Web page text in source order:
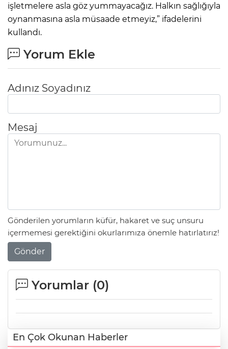
işletmelere asla göz yummayacağız. Halkın sağlığıyla
oynanmasına asla müsaade etmeyiz,” ifadelerini
kullandı.
Yorum Ekle
Adınız Soyadınız
Mesaj
Gönderilen yorumların küfür, hakaret ve suç unsuru
içermemesi gerektiğini okurlarımıza önemle hatırlatırız!
Gönder
Yorumlar (0)
En Çok Okunan Haberler